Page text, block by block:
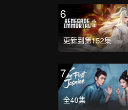
6
更新到第152集
7
全40集